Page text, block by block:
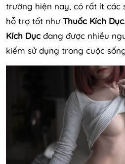
TIN TỨC & BLOG
trường hiện nay, có rất ít các
hỗ trợ tốt nhưThuốc Kích Dục
Kích Dục đang được nhiều
kiếm sử dụng trong cuộc